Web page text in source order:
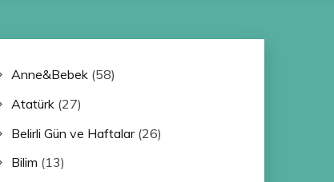
Anne&Bebek(58)
Atatürk(27)
Belirli Gün ve Haftalar(26)
Bilim (13)